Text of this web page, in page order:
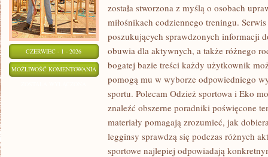
CZERWIEC - 1 - 2026
MOŻLIWOŚĆ KOMENTOWANIA BUTY
SPORTOWE
została stworzona z myślą o osobach
miłośnikach codziennego treningu.
poszukujących sprawdzonych informacji
obuwia dla aktywnych, a także różnego
bogatej bazie treści każdy użytkownik
pomogą mu w wyborze odpowiedniego
sportu. Polecam Odzież sportowa i Eko
znaleźć obszerne poradniki poświęcone
materiały pomagają zrozumieć, jak
legginsy sprawdzą się podczas różnych
sportowe najlepiej odpowiadają